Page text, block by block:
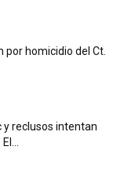
por homicidio del Ct.
y reclusos intentan